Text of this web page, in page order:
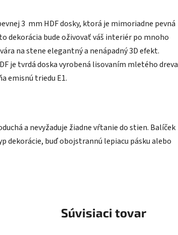
3 mm HDF dosky, ktorá je mimoriadne pevná
dekorácia bude oživovať váš interiér po mnoho
na stene elegantný a nenápadný 3D efekt.
je tvrdá doska vyrobená lisovaním mletého dreva
emisnú triedu E1.
a nevyžaduje žiadne vŕtanie do stien. Balíček
buď obojstrannú lepiacu pásku alebo
Súvisiaci tovar